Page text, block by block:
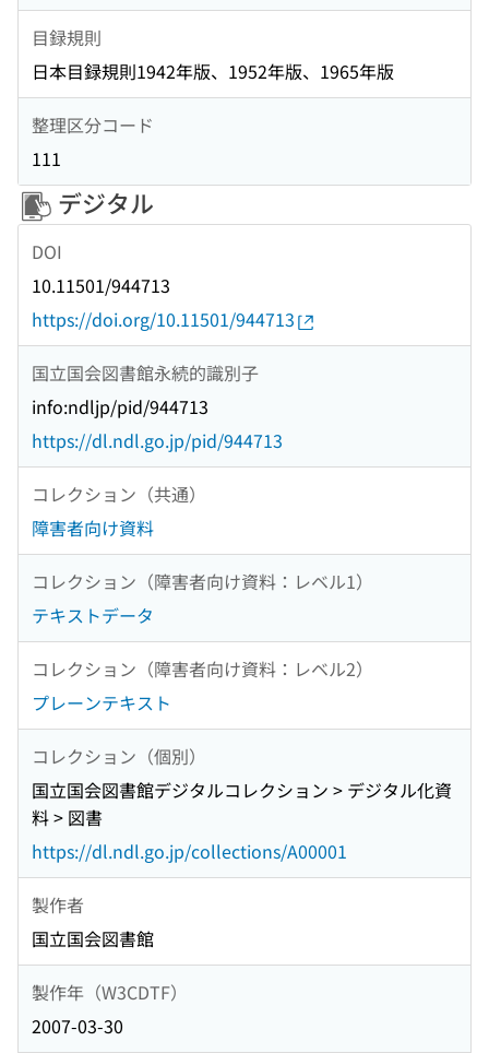
目録規則
日本目録規則1942年版、1952年版、1965年版
整理区分コード
111
デジタル
DOI
10.11501/944713
https://doi.org/10.11501/944713
国立国会図書館永続的識別子
info:ndljp/pid/944713
https://dl.ndl.go.jp/pid/944713
コレクション（共通）
障害者向け資料
コレクション（障害者向け資料：レベル1）
テキストデータ
コレクション（障害者向け資料：レベル2）
プレーンテキスト
コレクション（個別）
国立国会図書館デジタルコレクション > デジタル化資
料 > 図書
https://dl.ndl.go.jp/collections/A00001
製作者
国立国会図書館
製作年（W3CDTF）
2007-03-30